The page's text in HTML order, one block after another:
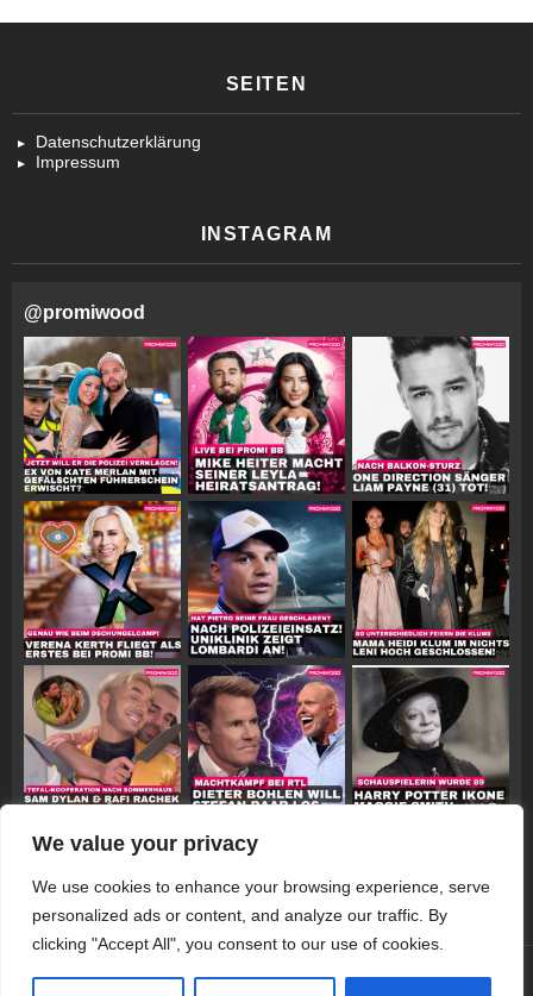
We value your privacy
We use cookies to enhance your browsing experience, serve
personalized ads or content, and analyze our traffic. By
clicking "Accept All", you consent to our use of cookies.
SEITEN
Datenschutzerklärung
Impressum
INSTAGRAM
@promiwood
Follow on Instagram